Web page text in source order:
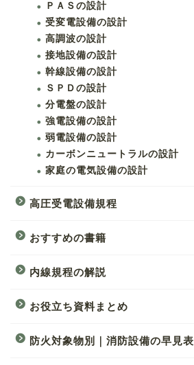
ＰＡＳの設計
受変電設備の設計
高調波の設計
接地設備の設計
幹線設備の設計
ＳＰＤの設計
分電盤の設計
強電設備の設計
弱電設備の設計
カーボンニュートラルの設計
家庭の電気設備の設計
高圧受電設備規程
おすすめの書籍
内線規程の解説
お役立ち資料まとめ
防火対象物別｜消防設備の早見表